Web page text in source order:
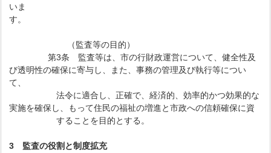
いま
す。
（監査等の目的）
第3条 監査等は、市の行財政運営について、健全性及
び透明性の確保に寄与し、また、事務の管理及び執行等につい
て、
法令に適合し、正確で、経済的、効率的かつ効果的な
実施を確保し、もって住民の福祉の増進と市政への信頼確保に資
することを目的とする。
3 監査の役割と制度拡充